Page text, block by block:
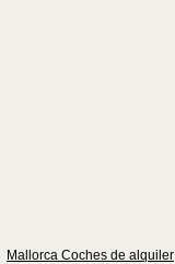
Mallorca Coches de alquiler